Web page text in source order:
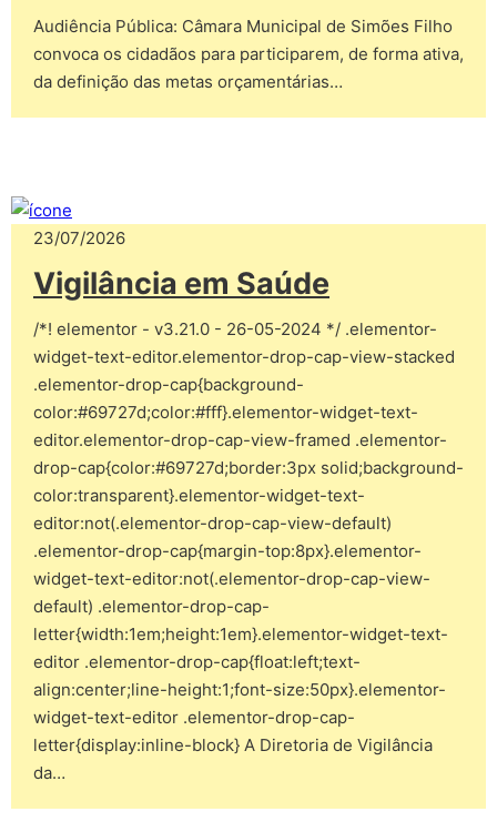
Audiência Pública: Câmara Municipal de Simões Filho
convoca os cidadãos para participarem, de forma ativa,
da definição das metas orçamentárias…
23/07/2026
Vigilância em Saúde
/*! elementor - v3.21.0 - 26-05-2024 */ .elementor-
widget-text-editor.elementor-drop-cap-view-stacked
.elementor-drop-cap{background-
color:#69727d;color:#fff}.elementor-widget-text-
editor.elementor-drop-cap-view-framed .elementor-
drop-cap{color:#69727d;border:3px solid;background-
color:transparent}.elementor-widget-text-
editor:not(.elementor-drop-cap-view-default)
.elementor-drop-cap{margin-top:8px}.elementor-
widget-text-editor:not(.elementor-drop-cap-view-
default) .elementor-drop-cap-
letter{width:1em;height:1em}.elementor-widget-text-
editor .elementor-drop-cap{float:left;text-
align:center;line-height:1;font-size:50px}.elementor-
widget-text-editor .elementor-drop-cap-
letter{display:inline-block} A Diretoria de Vigilância
da…